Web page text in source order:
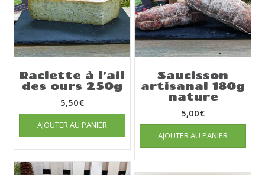
Raclette à l’ail
des ours 250g
5,50€
AJOUTER AU PANIER
Saucisson
artisanal 180g
nature
5,00€
AJOUTER AU PANIER